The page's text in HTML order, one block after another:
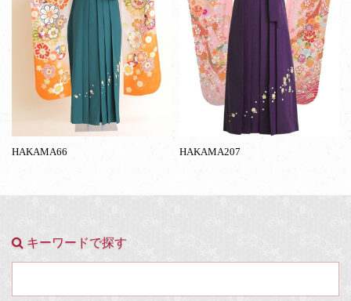
HAKAMA66 HAKAMA207
キーワードで探す